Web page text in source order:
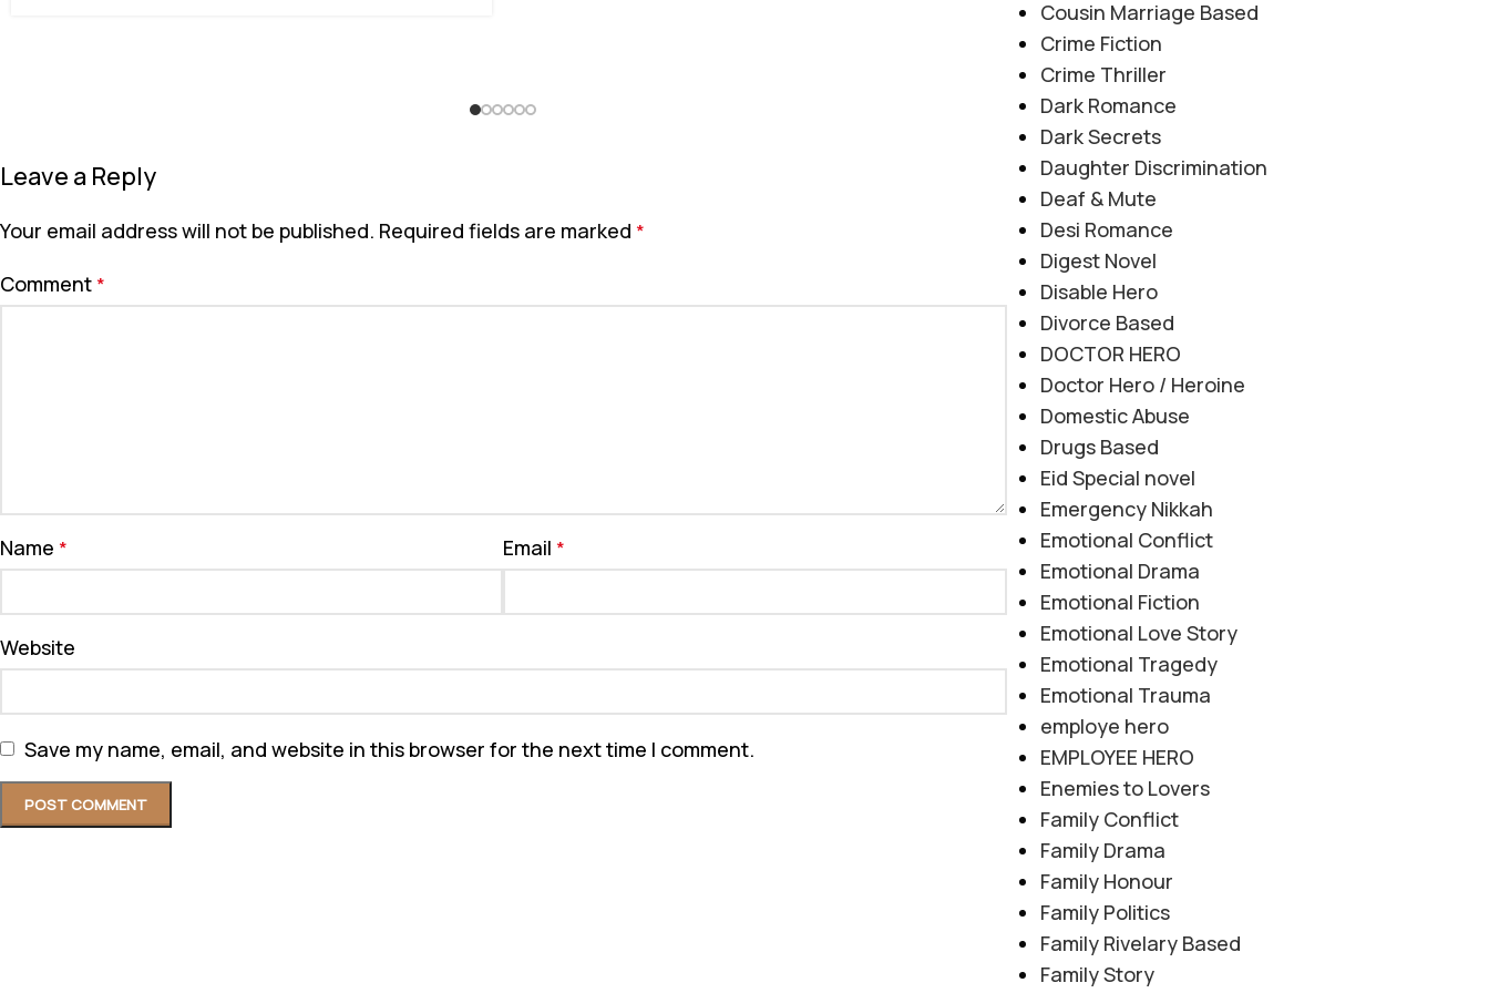
Leave a Reply
Your email address will not be published. Required fields are marked *
Comment *
Name * Email *
Website
Save my name, email, and website in this browser for the next time I comment.
Cousin Marriage Based
Crime Fiction
Crime Thriller
Dark Romance
Dark Secrets
Daughter Discrimination
Deaf & Mute
Desi Romance
Digest Novel
Disable Hero
Divorce Based
DOCTOR HERO
Doctor Hero / Heroine
Domestic Abuse
Drugs Based
Eid Special novel
Emergency Nikkah
Emotional Conflict
Emotional Drama
Emotional Fiction
Emotional Love Story
Emotional Tragedy
Emotional Trauma
employe hero
EMPLOYEE HERO
Enemies to Lovers
Family Conflict
Family Drama
Family Honour
Family Politics
Family Rivelary Based
Family Story